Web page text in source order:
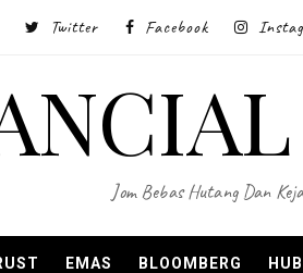
Twitter Facebook
Jom Bebas Hutang Dan
EMAS BLOOMBERG